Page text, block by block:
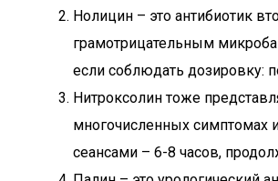
Нолицин – это антибиотик
грамотрицательным
если соблюдать дозировку:
Нитроксолин тоже
многочисленных симптомах
сеансами – 6-8 часов,